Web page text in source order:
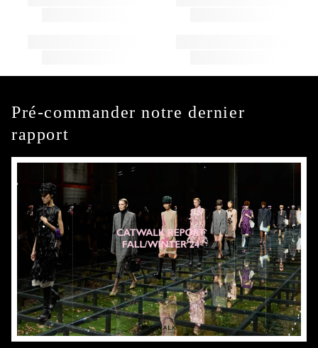
Pré-commander notre dernier
rapport